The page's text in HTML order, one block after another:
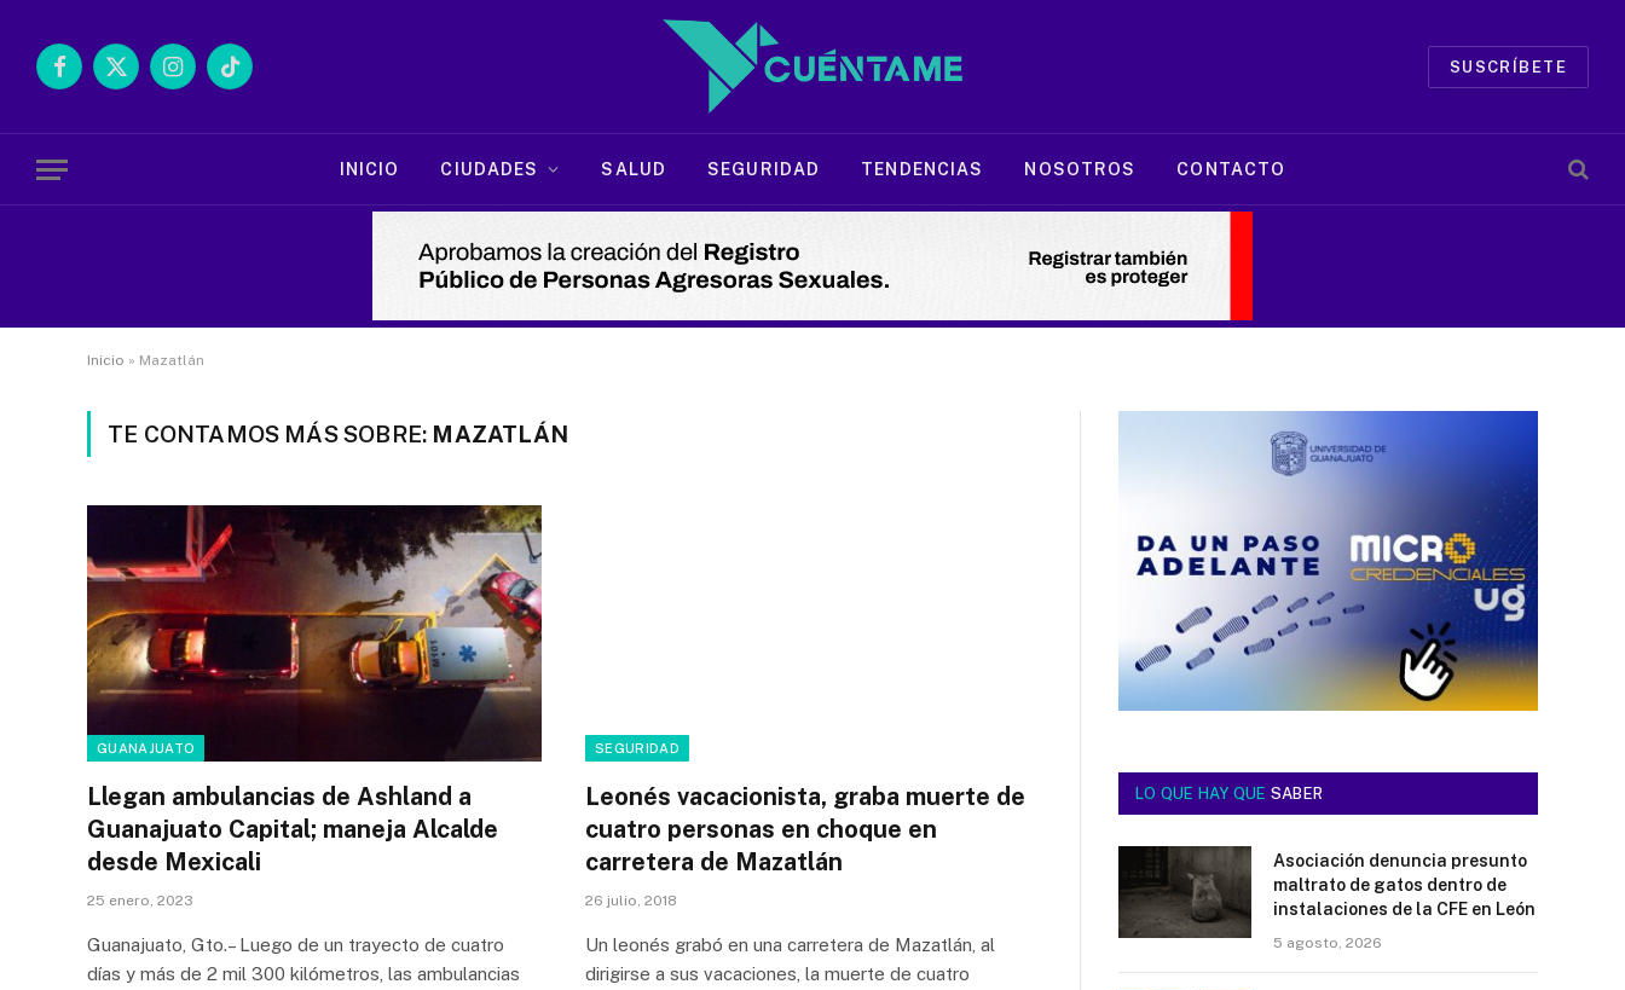
Facebook
X
InstagramTikTok
SUSCRÍBETE
INICIO CIUDADES SALUD SEGURIDAD TENDENCIAS NOSOTROS CONTACTO
Inicio » Mazatlán
TE CONTAMOS MÁS SOBRE: MAZATLÁN
GUANAJUATO
Llegan ambulancias de Ashland a
Guanajuato Capital; maneja Alcalde
desde Mexicali
25 enero, 2023
Guanajuato, Gto.– Luego de un trayecto de cuatro
días y más de 2 mil 300 kilómetros, las ambulancias
SEGURIDAD
Leonés vacacionista, graba muerte de
cuatro personas en choque en
carretera de Mazatlán
26 julio, 2018
Un leonés grabó en una carretera de Mazatlán, al
dirigirse a sus vacaciones, la muerte de cuatro
LO QUE HAY QUE SABER
Asociación denuncia presunto
maltrato de gatos dentro de
instalaciones de la CFE en León
5 agosto, 2026